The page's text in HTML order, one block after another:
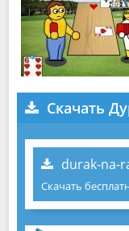
Скачать
durak-na-
Скачать